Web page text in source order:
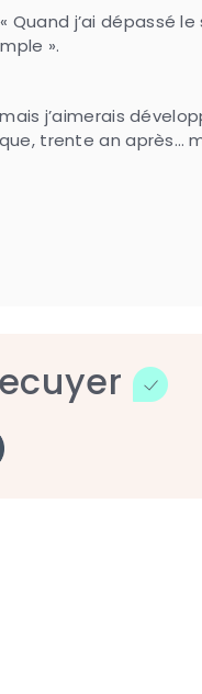
j’ai dépassé le
».
j’aimerais
trente an après…